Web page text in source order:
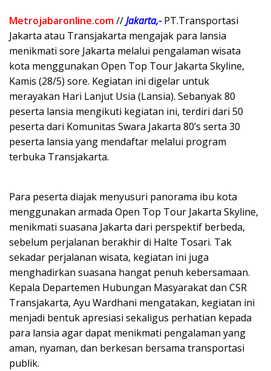
Metrojabaronline.com//Jakarta,- PT.Transportasi
Jakarta atau Transjakarta mengajak para lansia
menikmati sore Jakarta melalui pengalaman wisata
kota menggunakan Open Top Tour Jakarta Skyline,
Kamis (28/5) sore. Kegiatan ini digelar untuk
merayakan Hari Lanjut Usia (Lansia). Sebanyak 80
peserta lansia mengikuti kegiatan ini, terdiri dari 50
peserta dari Komunitas Swara Jakarta 80’s serta 30
peserta lansia yang mendaftar melalui program
terbuka Transjakarta.
Para peserta diajak menyusuri panorama ibu kota
menggunakan armada Open Top Tour Jakarta Skyline,
menikmati suasana Jakarta dari perspektif berbeda,
sebelum perjalanan berakhir di Halte Tosari. Tak
sekadar perjalanan wisata, kegiatan ini juga
menghadirkan suasana hangat penuh kebersamaan.
Kepala Departemen Hubungan Masyarakat dan CSR
Transjakarta, Ayu Wardhani mengatakan, kegiatan ini
menjadi bentuk apresiasi sekaligus perhatian kepada
para lansia agar dapat menikmati pengalaman yang
aman, nyaman, dan berkesan bersama transportasi
publik.